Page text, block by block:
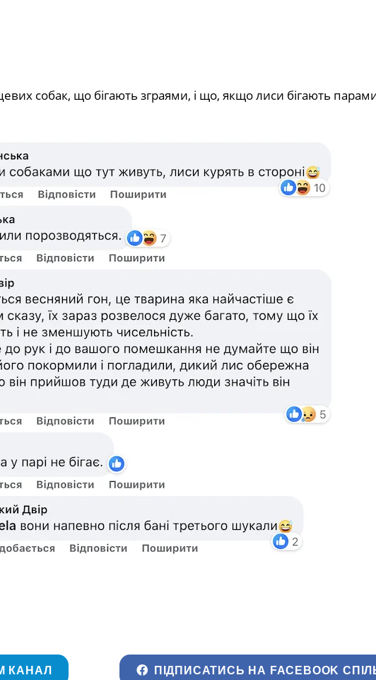
собак, що бігають зграями, і що, якщо лиси бігають
КАНАЛ ПІДПИСАТИСЬ НА FACEBOOK